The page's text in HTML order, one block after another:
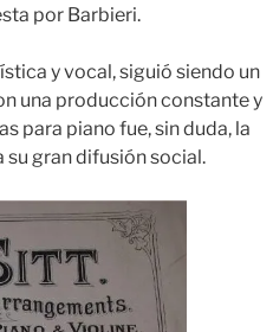
por Barbieri.
y vocal, siguió siendo un
una producción constante y
para piano fue, sin duda, la
gran difusión social.